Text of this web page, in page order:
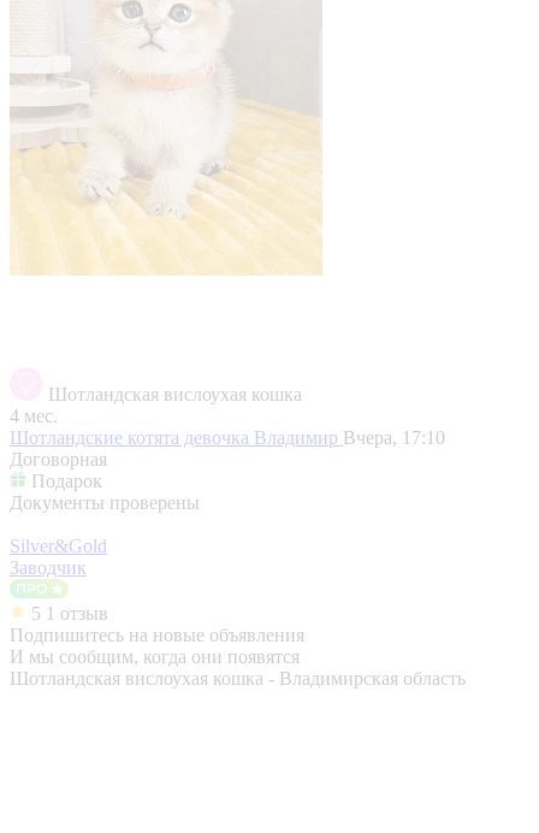
Шотландская вислоухая кошка
4 мес.
Шотландские котята девочка Владимир Вчера, 17:10
Договорная
Подарок
Документы проверены
Silver&Gold
Заводчик
5 1 отзыв
Подпишитесь на новые объявления
И мы сообщим, когда они появятся
Шотландская вислоухая кошка - Владимирская область